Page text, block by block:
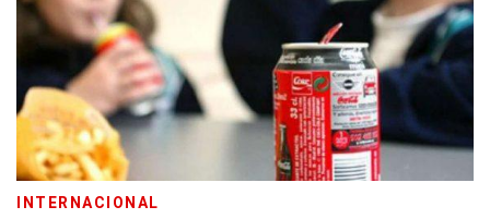
INTERNACIONAL